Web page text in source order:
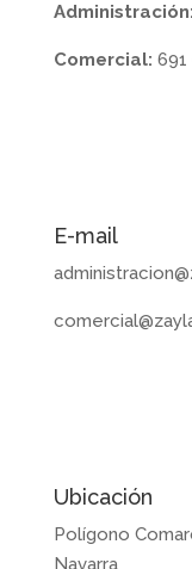
Administración:
Comercial: 691
E-mail
Ubicación
Polígono
Navarra